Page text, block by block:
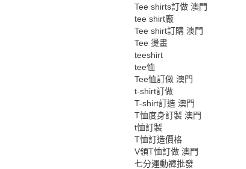
Tee shirts訂做 澳門
tee shirt廠
Tee shirt訂購 澳門
Tee 燙畫
teeshirt
tee恤
Tee恤訂做 澳門
t-shirt訂做
T-shirt訂造 澳門
T恤度身訂製 澳門
t恤訂製
T恤訂造價格
V領T恤訂做 澳門
七分運動褲批發